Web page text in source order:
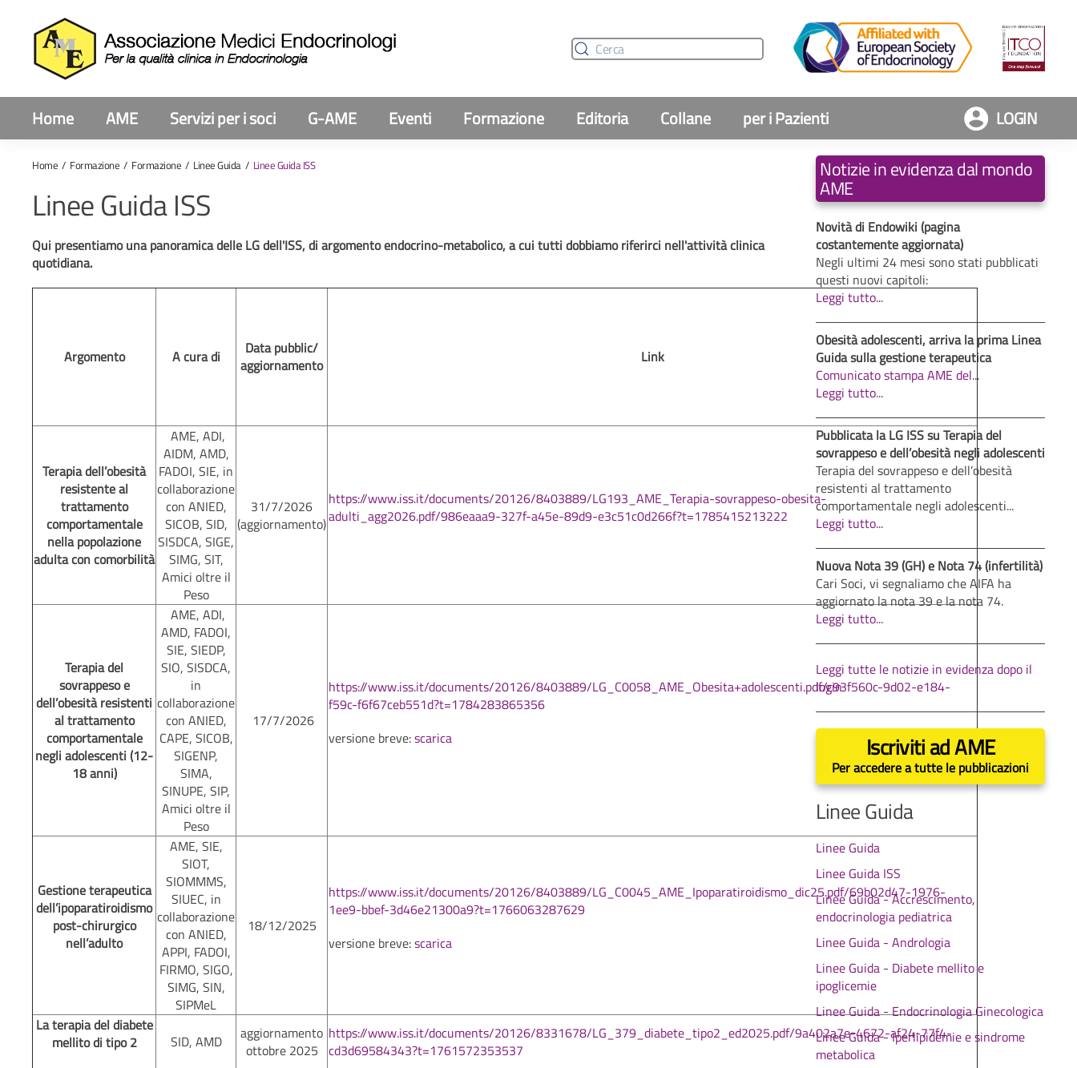
Home AME Servizi per i soci G-AME Eventi Formazione Editoria Collane per i Pazienti LOGIN
Home Formazione Formazione Linee Guida Linee Guida ISS
Linee Guida ISS
Qui presentiamo una panoramica delle LG dell'ISS, di argomento endocrino-metabolico, a cui tutti dobbiamo riferirci nell'attività clinica
quotidiana.
Argomento A cura di
Data pubblic/
aggiornamento
Link
Terapia dell’obesità
resistente al
trattamento
comportamentale
nella popolazione
adulta con comorbilità
AME, ADI,
AIDM, AMD,
FADOI, SIE, in
collaborazione
con ANIED,
SICOB, SID,
SISDCA, SIGE,
SIMG, SIT,
Amici oltre il
Peso
31/7/2026
(aggiornamento)
https://www.iss.it/documents/20126/8403889/LG193_AME_Terapia-sovrappeso-obesita-
adulti_agg2026.pdf/986eaaa9-327f-a45e-89d9-e3c51c0d266f?t=1785415213222
Terapia del
sovrappeso e
dell’obesità resistenti
al trattamento
comportamentale
negli adolescenti (12-
18 anni)
AME, ADI,
AMD, FADOI,
SIE, SIEDP,
SIO, SISDCA,
in
collaborazione
con ANIED,
CAPE, SICOB,
SIGENP,
SIMA,
SINUPE, SIP,
Amici oltre il
Peso
17/7/2026
https://www.iss.it/documents/20126/8403889/LG_C0058_AME_Obesita+adolescenti.pdf/c93f560c-9d02-e184-
f59c-f6f67ceb551d?t=1784283865356
versione breve:scarica
Gestione terapeutica
dell’ipoparatiroidismo
post-chirurgico
nell’adulto
AME, SIE,
SIOT,
SIOMMMS,
SIUEC, in
collaborazione
con ANIED,
APPI, FADOI,
FIRMO, SIGO,
SIMG, SIN,
SIPMeL
18/12/2025
https://www.iss.it/documents/20126/8403889/LG_C0045_AME_Ipoparatiroidismo_dic25.pdf/69b02d47-1976-
1ee9-bbef-3d46e21300a9?t=1766063287629
versione breve:scarica
La terapia del diabete
mellito di tipo 2
SID, AMD
aggiornamento
ottobre 2025
https://www.iss.it/documents/20126/8331678/LG_379_diabete_tipo2_ed2025.pdf/9a402a7e-4672-af24-77f4-
cd3d69584343?t=1761572353537
Notizie in evidenza dal mondo
AME
Novità di Endowiki (pagina
costantemente aggiornata)
Negli ultimi 24 mesi sono stati pubblicati
questi nuovi capitoli:
Leggi tutto...
Obesità adolescenti, arriva la prima Linea
Guida sulla gestione terapeutica
Comunicato stampa AME del...
Leggi tutto...
Pubblicata la LG ISS su Terapia del
sovrappeso e dell’obesità negli adolescenti
Terapia del sovrappeso e dell’obesità
resistenti al trattamento
comportamentale negli adolescenti...
Leggi tutto...
Nuova Nota 39 (GH) e Nota 74 (infertilità)
Cari Soci, vi segnaliamo che AIFA ha
aggiornato la nota 39 e la nota 74.
Leggi tutto...
Leggi tutte le notizie in evidenza dopo il
login
Iscriviti ad AME
Per accedere a tutte le pubblicazioni
Linee Guida
Linee Guida
Linee Guida ISS
Linee Guida - Accrescimento,
endocrinologia pediatrica
Linee Guida - Andrologia
Linee Guida - Diabete mellito e
ipoglicemie
Linee Guida - Endocrinologia Ginecologica
Linee Guida - Iperlipidemie e sindrome
metabolica